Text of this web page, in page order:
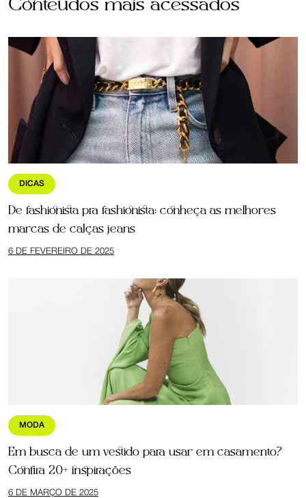
Conteúdos mais acessados
DICAS
De fashionista pra fashionista: conheça as melhores
marcas de calças jeans
6 DE FEVEREIRO DE 2025
MODA
Em busca de um vestido para usar em casamento?
Confira 20+ inspirações
6 DE MARÇO DE 2025